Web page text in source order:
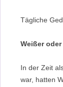
Tägliche
Weißer
In der Zeit
war, hatten